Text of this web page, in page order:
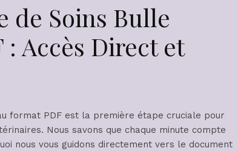
de Soins Bulle
Accès Direct et
format PDF est la première étape cruciale pour
Nous savons que chaque minute compte
nous vous guidons directement vers le document